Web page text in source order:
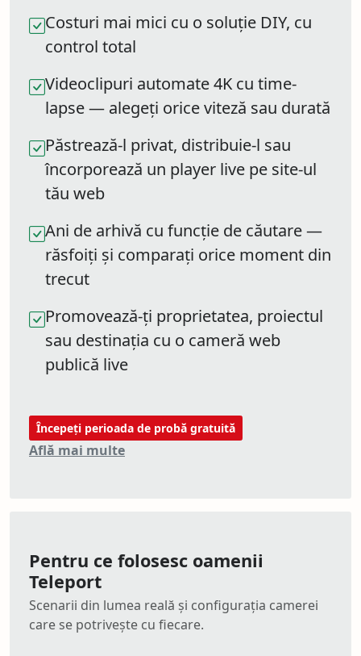
Costuri mai mici cu o soluție DIY, cu
control total
Videoclipuri automate 4K cu time-
lapse — alegeți orice viteză sau durată
Păstrează-l privat, distribuie-l sau
încorporează un player live pe site-ul
tău web
Ani de arhivă cu funcție de căutare —
răsfoiți și comparați orice moment din
trecut
Promovează-ți proprietatea, proiectul
sau destinația cu o cameră web
publică live
Începeți perioada de probă gratuită
Află mai multe
Pentru ce folosesc oamenii
Teleport
Scenarii din lumea reală și configurația camerei
care se potrivește cu fiecare.